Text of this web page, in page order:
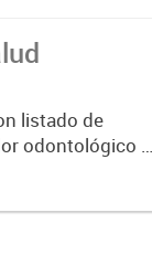
listado de
odontológico y